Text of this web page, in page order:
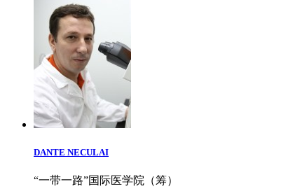
DANTE NECULAI
“一带一路”国际医学院（筹）